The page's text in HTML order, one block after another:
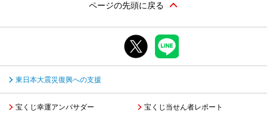
ページの先頭に戻る
東日本大震災復興への支援
宝くじ幸運アンバサダー 宝くじ当せん者レポート